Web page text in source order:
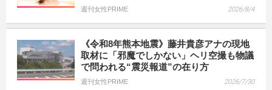
週刊女性PRIME 2026/8/4
《令和8年熊本地震》藤井貴彦アナの現地
取材に「邪魔でしかない」ヘリ空撮も物議
で問われる“震災報道”の在り方
週刊女性PRIME 2026/7/30